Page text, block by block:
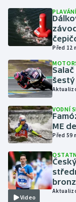
Judo
Krasobruslení
Lezení
Lyže a
Moderní pětiboj
Motorsport
Olympijské hry
Parasport
PLAVÁNÍ
Před 12
šestý
VODNÍ
ME
Před 59
Video
bronz